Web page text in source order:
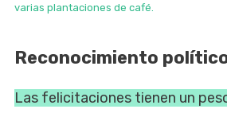
varias plantaciones de café.
Reconocimiento
Las felicitaciones tienen un